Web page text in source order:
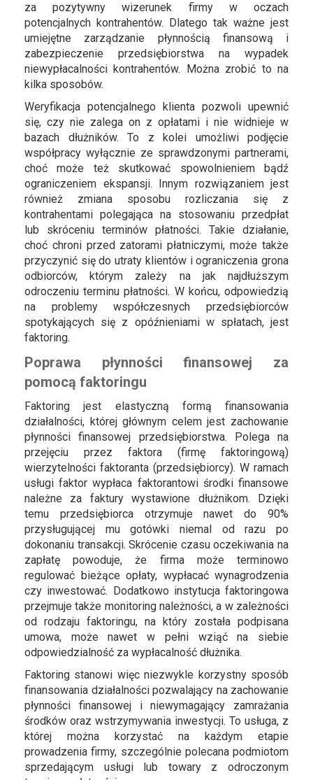
za pozytywny wizerunek firmy w oczach
potencjalnych kontrahentów. Dlatego tak ważne jest
umiejętne zarządzanie płynnością finansową i
zabezpieczenie przedsiębiorstwa na wypadek
niewypłacalności kontrahentów. Można zrobić to na
kilka sposobów.
Weryfikacja potencjalnego klienta pozwoli upewnić
się, czy nie zalega on z opłatami i nie widnieje w
bazach dłużników. To z kolei umożliwi podjęcie
współpracy wyłącznie ze sprawdzonymi partnerami,
choć może też skutkować spowolnieniem bądź
ograniczeniem ekspansji. Innym rozwiązaniem jest
również zmiana sposobu rozliczania się z
kontrahentami polegająca na stosowaniu przedpłat
lub skróceniu terminów płatności. Takie działanie,
choć chroni przed zatorami płatniczymi, może także
przyczynić się do utraty klientów i ograniczenia grona
odbiorców, którym zależy na jak najdłuższym
odroczeniu terminu płatności. W końcu, odpowiedzią
na problemy współczesnych przedsiębiorców
spotykających się z opóźnieniami w spłatach, jest
faktoring.
Poprawa płynności finansowej za
pomocą faktoringu
Faktoring jest elastyczną formą finansowania
działalności, której głównym celem jest zachowanie
płynności finansowej przedsiębiorstwa. Polega na
przejęciu przez faktora (firmę faktoringową)
wierzytelności faktoranta (przedsiębiorcy). W ramach
usługi faktor wypłaca faktorantowi środki finansowe
należne za faktury wystawione dłużnikom. Dzięki
temu przedsiębiorca otrzymuje nawet do 90%
przysługującej mu gotówki niemal od razu po
dokonaniu transakcji. Skrócenie czasu oczekiwania na
zapłatę powoduje, że firma może terminowo
regulować bieżące opłaty, wypłacać wynagrodzenia
czy inwestować. Dodatkowo instytucja faktoringowa
przejmuje także monitoring należności, a w zależności
od rodzaju faktoringu, na który została podpisana
umowa, może nawet w pełni wziąć na siebie
odpowiedzialność za wypłacalność dłużnika.
Faktoring stanowi więc niezwykle korzystny sposób
finansowania działalności pozwalający na zachowanie
płynności finansowej i niewymagający zamrażania
środków oraz wstrzymywania inwestycji. To usługa, z
której można korzystać na każdym etapie
prowadzenia firmy, szczególnie polecana podmiotom
sprzedającym usługi lub towary z odroczonym